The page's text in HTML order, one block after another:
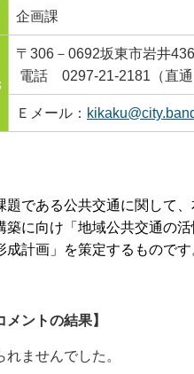
企画課
〒306－0692坂東市岩井
電話 0297-21-2181（直
Ｅメール：
題である公共交通に関して
築に向け「地域公共交通の
計画」を策定するものです
メントの結果】
ませんでした。